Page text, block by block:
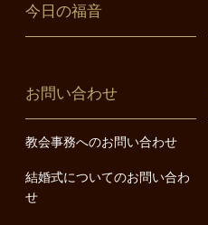
今日の福音
お問い合わせ
教会事務へのお問い合わせ
結婚式についてのお問い合わ
せ